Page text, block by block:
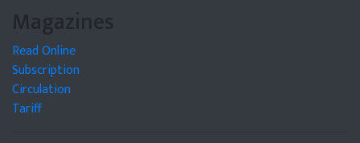
Magazines
Read Online
Subscription
Circulation
Tariff